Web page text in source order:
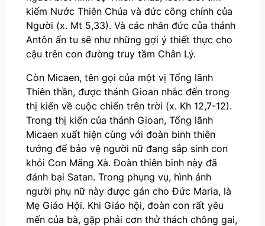
kiếm Nước Thiên Chúa và đức công chính của
Người (x. Mt 5,33). Và các nhân đức của thánh
Antôn ẩn tu sẽ như những gợi ý thiết thực cho
cậu trên con đường truy tầm Chân Lý.
Còn Micaen, tên gọi của một vị Tổng lãnh
Thiên thần, được thánh Gioan nhắc đến trong
thị kiến về cuộc chiến trên trời (x. Kh 12,7-12).
Trong thị kiến của thánh Gioan, Tổng lãnh
Micaen xuất hiện cùng với đoàn binh thiên
tướng để bảo vệ người nữ đang sắp sinh con
khỏi Con Mãng Xà. Đoàn thiên binh này đã
đánh bại Satan. Trong phụng vụ, hình ảnh
người phụ nữ này được gán cho Đức Maria, là
Mẹ Giáo Hội. Khi Giáo hội, đoàn con rất yêu
mến của bà, gặp phải cơn thử thách chông gai,